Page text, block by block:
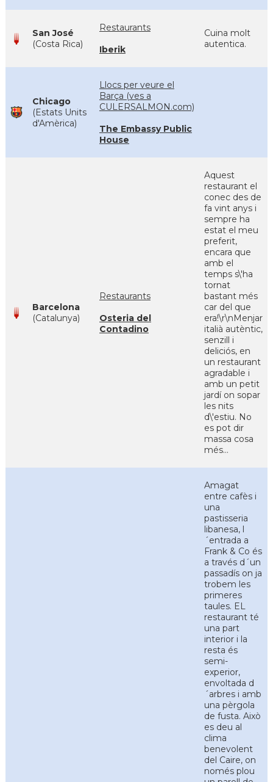
San José
(Costa Rica)
Restaurants
Iberik
Cuina molt
autentica.
Chicago
(Estats Units
d'Amèrica)
Llocs per veure el
Barça (ves a
CULERSALMON.com)
The Embassy Public
House
Barcelona
(Catalunya)
Restaurants
Osteria del
Contadino
Aquest
restaurant el
conec des de
fa vint anys i
sempre ha
estat el meu
preferit,
encara que
amb el
temps s\'ha
tornat
bastant més
car del que
era!\r\nMenjar
italià autèntic,
senzill i
deliciós, en
un restaurant
agradable i
amb un petit
jardí on sopar
les nits
d\'estiu. No
es pot dir
massa cosa
més...
Amagat
entre cafès i
una
pastisseria
libanesa, l
´entrada a
Frank & Co és
a través d´un
passadís on ja
trobem les
primeres
taules. EL
restaurant té
una part
interior i la
resta és
semi-
experior,
envoltada d
´arbres i amb
una pèrgola
de fusta. Això
es deu al
clima
benevolent
del Caire, on
només plou